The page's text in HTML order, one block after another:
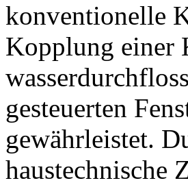
konventionelle
Kopplung einer
gesteuerten
gewährleistet.
haustechnische